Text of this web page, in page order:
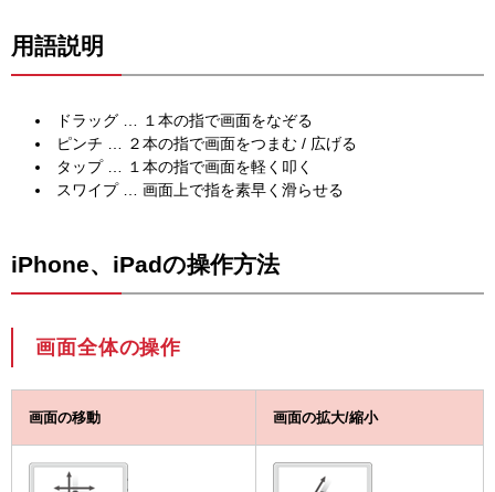
用語説明
ドラッグ … １本の指で画面をなぞる
ピンチ … ２本の指で画面をつまむ / 広げる
タップ … １本の指で画面を軽く叩く
スワイプ … 画面上で指を素早く滑らせる
iPhone、iPadの操作方法
画面全体の操作
画面の移動 画面の拡大/縮小